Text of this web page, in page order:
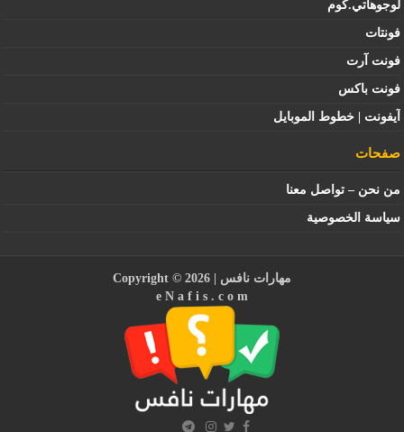
لوجوهاتي.كوم
فونتات
فونت آرت
فونت باكس
آيفونت | خطوط الموبايل
صفحات
من نحن – تواصل معنا
سياسة الخصوصية
مهارات نافس
e N a f i s . c o m